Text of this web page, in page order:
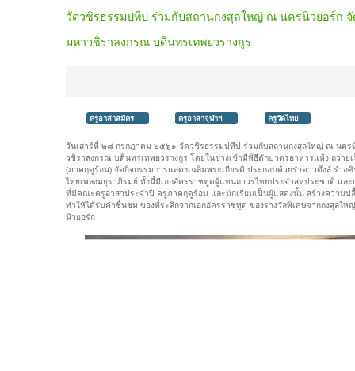
วัดวชิรธรรมปทีป ร่วมกับสถานกงสุลใหญ่ ณ นครนิวยอร์ก จั
มหาวชิราลงกรณ บดินทรเทพยวรางกูร
ครูอาสาสมัคร ครูอาสาจุฬาฯ ครูวัดไทย
วันเสาร์ที่ ๒๘ กรกฎาคม ๒๕๖๑ วัดวชิรธรรมปทีป ร่วมกับสถานกงสุลใหญ่ ณ นคร
วชิราลงกรณ บดินทรเทพยวรางกูร โดยในช่วงเช้ามีพิธีตักบาตรอาหารแห้ง ถวา
(ภาคฤดูร้อน) จัดกิจกรรมการแสดงเฉลิมพระเกียรติ ประกอบด้วยรำดาวดึงส์ รำ
ไทยเพลงมยุราภิรมย์ ทั้งนี้มีเอกอัครราชทูตผู้แทนถาวรไทยประจำสหประชาติ แล
ที่มีคณะครูอาสาประจำปี ครูภาคฤดูร้อน และนักเรียนเป็นผู้แสดงนั้น สร้างความ
ทำให้ได้รับคำชื่นชม ของที่ระลึกจากเอกอัครราชทูต ของรางวัลพิเศษจากกงสุล
นิวยอร์ก